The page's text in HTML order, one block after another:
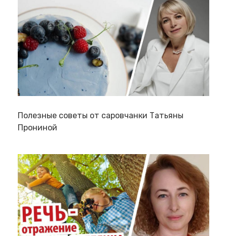
Полезные советы от саровчанки Татьяны
Прониной